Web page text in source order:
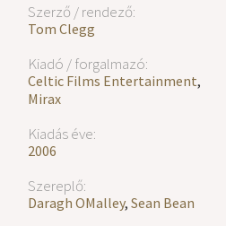
Szerző / rendező:
Tom Clegg
Kiadó / forgalmazó:
Celtic Films Entertainment,
Mirax
Kiadás éve:
2006
Szereplő:
Daragh OMalley,Sean Bean